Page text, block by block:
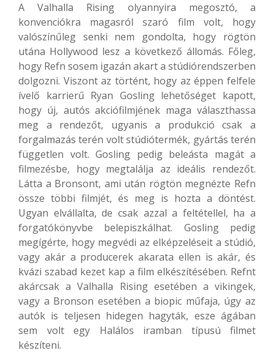
A Valhalla Rising olyannyira megosztó, a
konvenciókra magasról szaró film volt, hogy
valószínűleg senki nem gondolta, hogy rögtön
utána Hollywood lesz a következő állomás. Főleg,
hogy Refn sosem igazán akart a stúdiórendszerben
dolgozni. Viszont az történt, hogy az éppen felfele
ívelő karrierű Ryan Gosling lehetőséget kapott,
hogy új, autós akciófilmjének maga választhassa
meg a rendezőt, ugyanis a produkció csak a
forgalmazás terén volt stúdiótermék, gyártás terén
független volt. Gosling pedig beleásta magát a
filmezésbe, hogy megtalálja az ideális rendezőt.
Látta a Bronsont, ami után rögtön megnézte Refn
össze többi filmjét, és meg is hozta a döntést.
Ugyan elvállalta, de csak azzal a feltétellel, ha a
forgatókönyvbe belepiszkálhat. Gosling pedig
megígérte, hogy megvédi az elképzeléseit a stúdió,
vagy akár a producerek akarata ellen is akár, és
kvázi szabad kezet kap a film elkészítésében. Refnt
akárcsak a Valhalla Rising esetében a vikingek,
vagy a Bronson esetében a biopic műfaja, úgy az
autók is teljesen hidegen hagyták, esze ágában
sem volt egy Halálos iramban típusú filmet
készíteni.